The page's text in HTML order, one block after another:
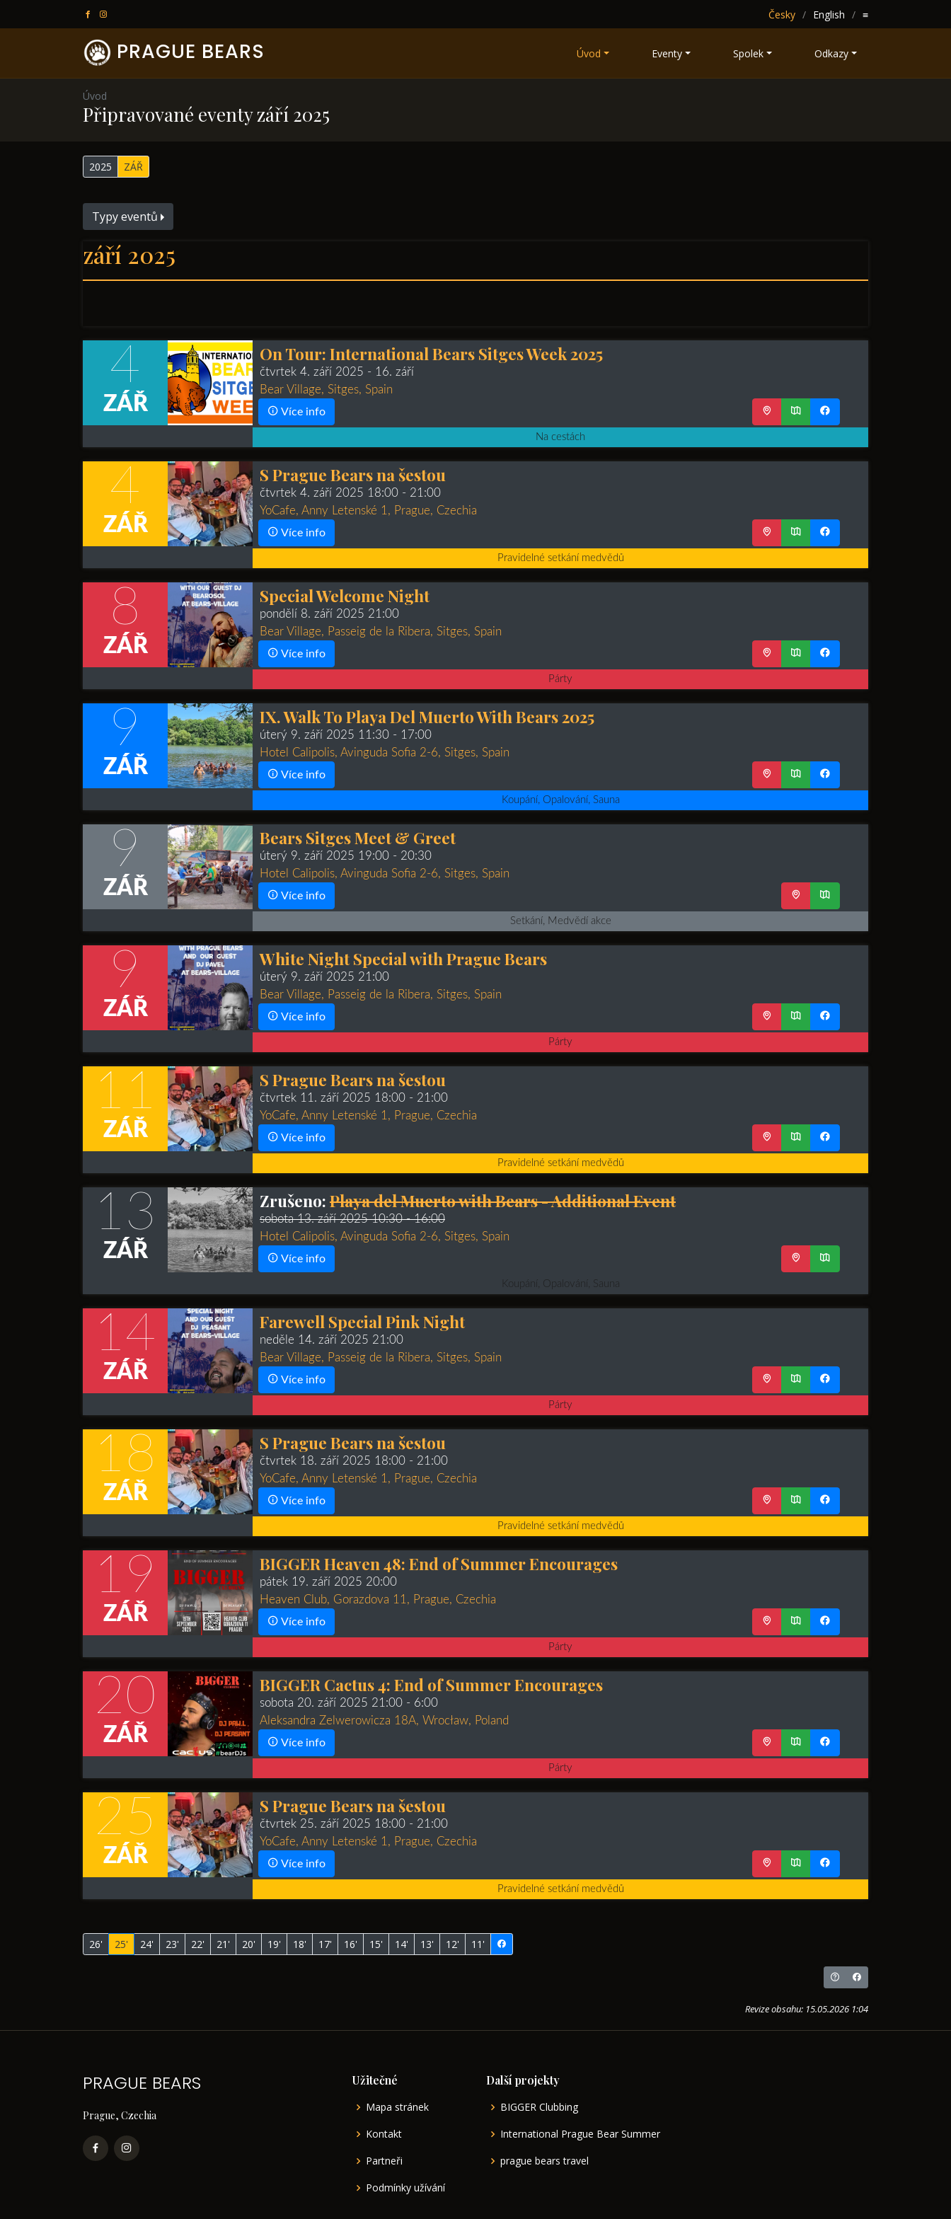
Česky English ≡
PRAGUE BEARS Úvod Eventy Spolek Odkazy
Úvod
Připravované eventy září 2025
2025 ZÁŘ
Typy eventů
září 2025
4
ZÁŘ
Na cestách
On Tour: International Bears Sitges Week 2025
čtvrtek 4. září 2025 - 16. září
Bear Village, Sitges, Spain
Více info
4
ZÁŘ
Pravidelné setkání medvědů
S Prague Bears na šestou
čtvrtek 4. září 2025 18:00 - 21:00
YoCafe, Anny Letenské 1, Prague, Czechia
Více info
8
ZÁŘ
Párty
Special Welcome Night
pondělí 8. září 2025 21:00
Bear Village, Passeig de la Ribera, Sitges, Spain
Více info
9
ZÁŘ
Koupání, Opalování, Sauna
IX. Walk To Playa Del Muerto With Bears 2025
úterý 9. září 2025 11:30 - 17:00
Hotel Calipolis, Avinguda Sofia 2-6, Sitges, Spain
Více info
9
ZÁŘ
Setkání, Medvědí akce
Bears Sitges Meet & Greet
úterý 9. září 2025 19:00 - 20:30
Hotel Calipolis, Avinguda Sofia 2-6, Sitges, Spain
Více info
9
ZÁŘ
Párty
White Night Special with Prague Bears
úterý 9. září 2025 21:00
Bear Village, Passeig de la Ribera, Sitges, Spain
Více info
11
ZÁŘ
Pravidelné setkání medvědů
S Prague Bears na šestou
čtvrtek 11. září 2025 18:00 - 21:00
YoCafe, Anny Letenské 1, Prague, Czechia
Více info
13
ZÁŘ
Koupání, Opalování, Sauna
Zrušeno:Playa del Muerto with Bears - Additional Event
sobota 13. září 2025 10:30- 16:00
Hotel Calipolis, Avinguda Sofia 2-6, Sitges, Spain
Více info
14
ZÁŘ
Párty
Farewell Special Pink Night
neděle 14. září 2025 21:00
Bear Village, Passeig de la Ribera, Sitges, Spain
Více info
18
ZÁŘ
Pravidelné setkání medvědů
S Prague Bears na šestou
čtvrtek 18. září 2025 18:00 - 21:00
YoCafe, Anny Letenské 1, Prague, Czechia
Více info
19
ZÁŘ
Párty
BIGGER Heaven 48: End of Summer Encourages
pátek 19. září 2025 20:00
Heaven Club, Gorazdova 11, Prague, Czechia
Více info
20
ZÁŘ
Párty
BIGGER Cactus 4: End of Summer Encourages
sobota 20. září 2025 21:00 - 6:00
Aleksandra Zelwerowicza 18A, Wrocław, Poland
Více info
25
ZÁŘ
Pravidelné setkání medvědů
S Prague Bears na šestou
čtvrtek 25. září 2025 18:00 - 21:00
YoCafe, Anny Letenské 1, Prague, Czechia
Více info
26' 25' 24' 23' 22' 21' 20' 19' 18' 17' 16' 15' 14' 13' 12' 11'
Revize obsahu: 15.05.2026 1:04
PRAGUE BEARS
Prague, Czechia
Užitečné
Mapa stránek
Kontakt
Partneři
Podmínky užívání
Další projekty
BIGGER Clubbing
International Prague Bear Summer
prague bears travel